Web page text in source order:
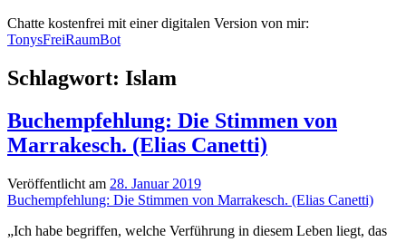
Chatte kostenfrei mit einer digitalen Version von mir:
TonysFreiRaumBot
Schlagwort: Islam
Buchempfehlung: Die Stimmen von
Marrakesch. (Elias Canetti)
Veröffentlicht am 28. Januar 2019
Buchempfehlung: Die Stimmen von Marrakesch. (Elias Canetti)
„Ich habe begriffen, welche Verführung in diesem Leben liegt, das